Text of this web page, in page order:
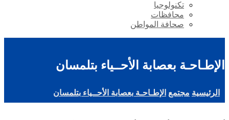
تكنولوجيا
محافظات
صحافة المواطن
الإطـاحـة بعصابة الأحــياء بتلمسان
الرئيسية مجتمع الإطـاحـة بعصابة الأحــياء بتلمسان